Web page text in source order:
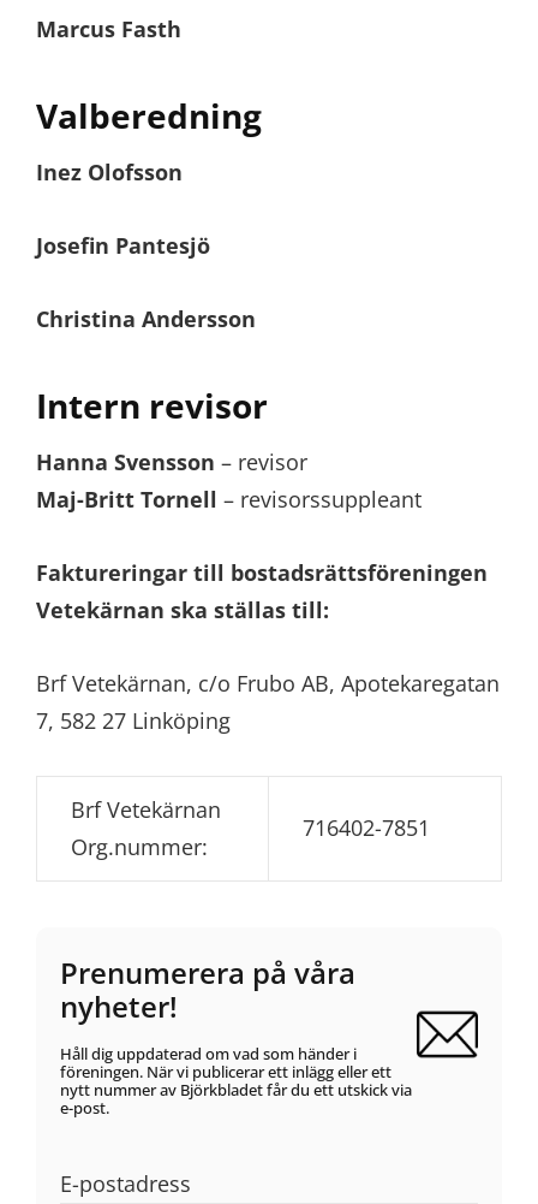
Marcus Fasth
Valberedning
Inez Olofsson
Josefin Pantesjö
Christina Andersson
Intern revisor
Hanna Svensson – revisor
Maj-Britt Tornell – revisorssuppleant
Faktureringar till bostadsrättsföreningen
Vetekärnan ska ställas till:
Brf Vetekärnan, c/o Frubo AB, Apotekaregatan
7, 582 27 Linköping
Brf Vetekärnan
Org.nummer:
716402-7851
Prenumerera på våra
nyheter!
Håll dig uppdaterad om vad som händer i
föreningen. När vi publicerar ett inlägg eller ett
nytt nummer av Björkbladet får du ett utskick via
e-post.
E-postadress